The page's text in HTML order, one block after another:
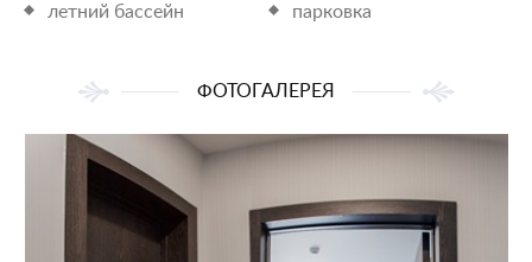
летний бассейн
парковка
ФОТОГАЛЕРЕЯ